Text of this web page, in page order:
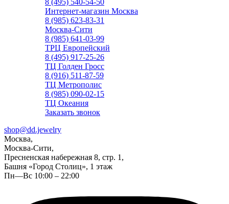
8 (495) 540-54-50
Интернет-магазин Москва
8 (985) 623-83-31
Москва-Сити
8 (985) 641-03-99
ТРЦ Европейский
8 (495) 917-25-26
ТЦ Голден Гросс
8 (916) 511-87-59
ТЦ Метрополис
8 (985) 090-02-15
ТЦ Океания
Заказать звонок
shop@dd.jewelry
Москва,
Москва-Сити,
Пресненская набережная 8, стр. 1,
Башня «Город Столиц», 1 этаж
Пн—Вс 10:00 – 22:00